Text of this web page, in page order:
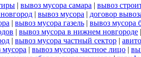
| вывоз мусора самара | вывоз
| вывоз мусора | договор
| вывоз мусора газель | вывоз мусора
| вывоз мусора в нижнем новгороде
| вывоз мусора частный сектор |
| вывоз мусора частное лицо |